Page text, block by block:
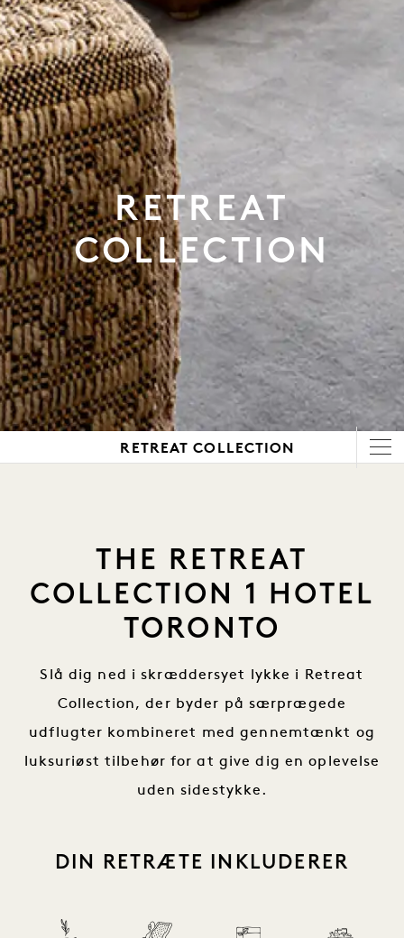
RETREAT
COLLECTION
RETREAT COLLECTION
THE RETREAT
COLLECTION 1 HOTEL
TORONTO
Slå dig ned i skræddersyet lykke i Retreat
Collection, der byder på særprægede
udflugter kombineret med gennemtænkt og
luksuriøst tilbehør for at give dig en oplevelse
uden sidestykke.
DIN RETRÆTE INKLUDERER